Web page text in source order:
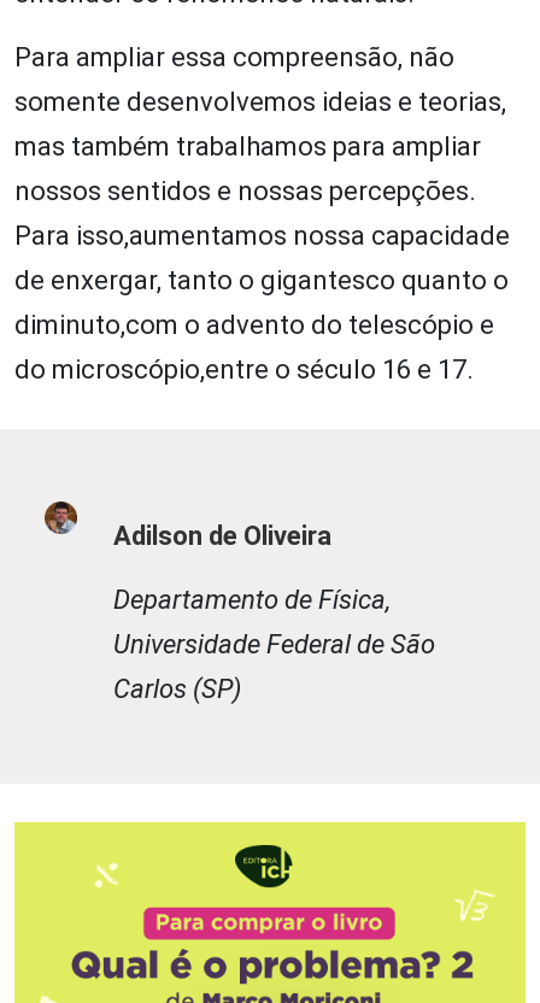
Para ampliar essa compreensão, não
somente desenvolvemos ideias e teorias,
mas também trabalhamos para ampliar
nossos sentidos e nossas percepções.
Para isso,aumentamos nossa capacidade
de enxergar, tanto o gigantesco quanto o
diminuto,com o advento do telescópio e
do microscópio,entre o século 16 e 17.
Adilson de Oliveira
Departamento de Física,
Universidade Federal de São
Carlos (SP)